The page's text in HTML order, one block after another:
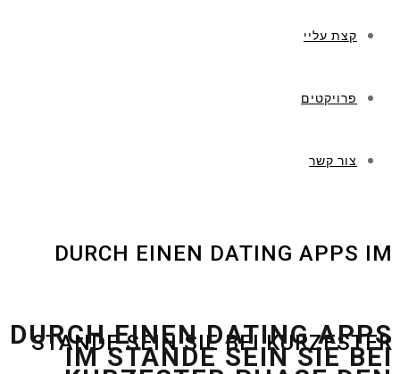
קצת עליי
פרויקטים
צור קשר
DURCH EINEN DATING APPS IM
STANDE SEIN SIE BEI KURZESTER
DURCH EINEN DATING APPS
IM STANDE SEIN SIE BEI